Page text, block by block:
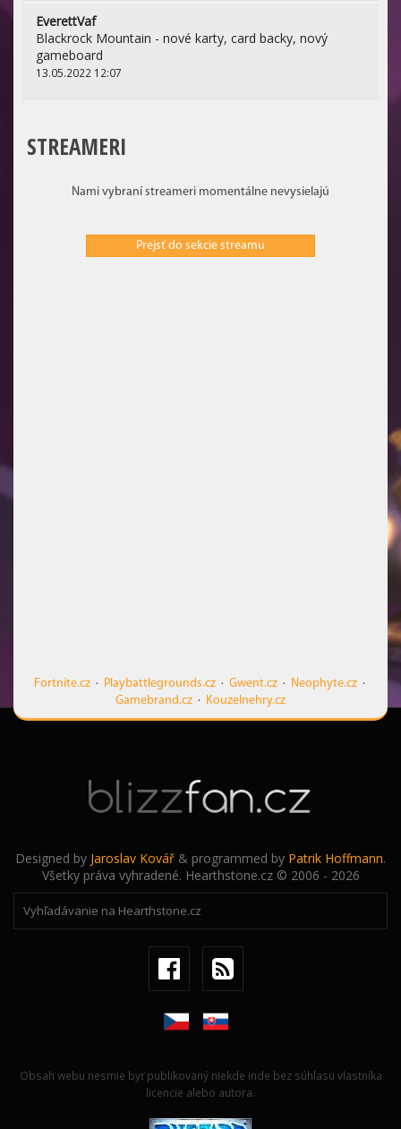
EverettVaf
Blackrock Mountain - nové karty, card backy, nový
gameboard
13.05.2022 12:07
STREAMERI
Nami vybraní streameri momentálne nevysielajú
Prejsť do sekcie streamu
Fortnite.cz· Playbattlegrounds.cz· Gwent.cz· Neophyte.cz·
Gamebrand.cz · Kouzelnehry.cz
Designed by Jaroslav Kovář & programmed by Patrik Hoffmann.
Všetky práva vyhradené. Hearthstone.cz © 2006 - 2026
Obsah webu nesmie byť publikovaný niekde inde bez súhlasu vlastníka
licencie alebo autora.